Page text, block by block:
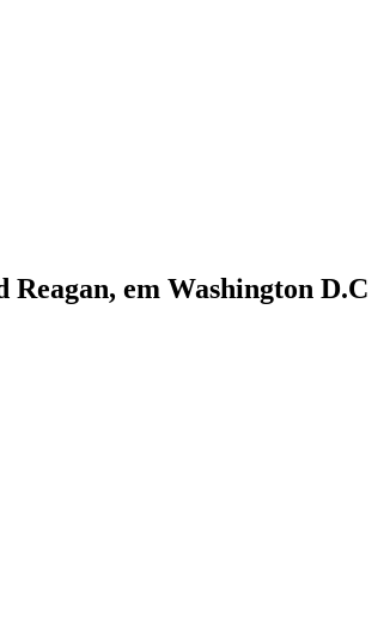
em Washington D.C